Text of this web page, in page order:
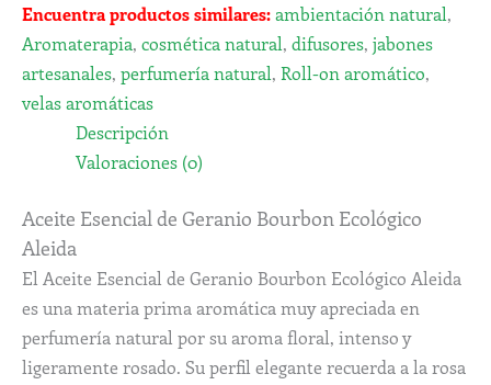
Encuentra productos similares:ambientación natural,
Aromaterapia, cosmética natural, difusores, jabones
artesanales, perfumería natural, Roll-on aromático,
velas aromáticas
Descripción
Valoraciones (0)
Aceite Esencial de Geranio Bourbon Ecológico
Aleida
El Aceite Esencial de Geranio Bourbon Ecológico Aleida
es una materia prima aromática muy apreciada en
perfumería natural por su aroma floral, intenso y
ligeramente rosado. Su perfil elegante recuerda a la rosa